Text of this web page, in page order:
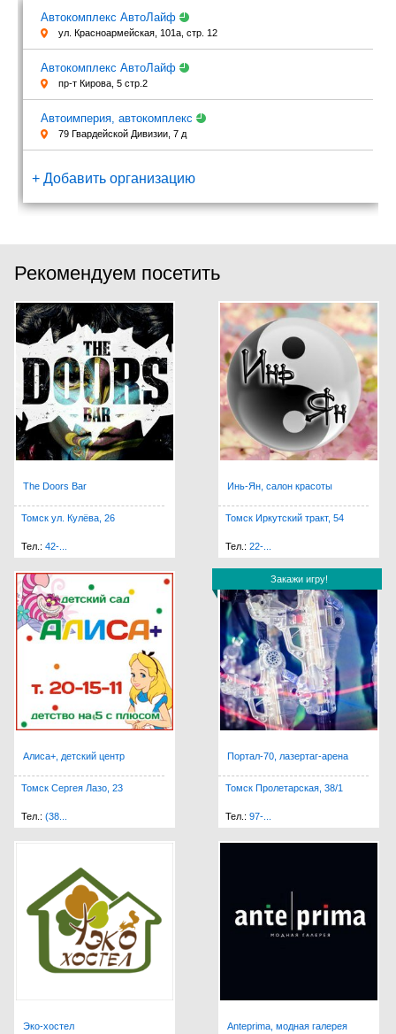
Автокомплекс АвтоЛайф
ул. Красноармейская, 101а, стр. 12
Автокомплекс АвтоЛайф
пр-т Кирова, 5 стр.2
Автоимперия, автокомплекс
79 Гвардейской Дивизии, 7 д
+ Добавить организацию
Рекомендуем посетить
The Doors Bar
Томск ул. Кулёва, 26
Тел.: 42-...
Инь-Ян, салон красоты
Томск Иркутский тракт, 54
Тел.: 22-...
Алиса+, детский центр
Томск Сергея Лазо, 23
Тел.: (38...
Закажи игру!
Закажи игру!
Портал-70, лазертаг-арена
Томск Пролетарская, 38/1
Тел.: 97-...
Эко-хостел Anteprima, модная галерея